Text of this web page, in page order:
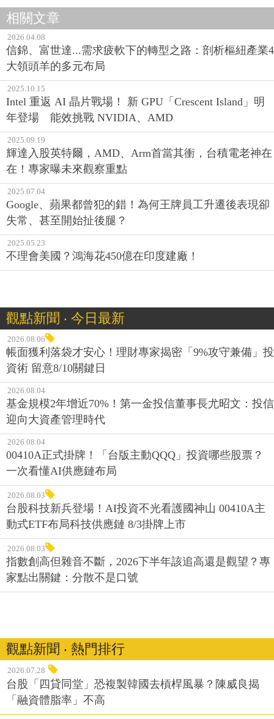
相關文章
2026.04.08
信錦、富世達...需求疲軟下的轉型之路：剖析樞紐產業4
大領頭羊的多元布局
2025.10.15
Intel 重返 AI 晶片戰場！ 新 GPU「Crescent Island」明
年登場 能效挑戰 NVIDIA、AMD
2025.09.19
輝達入股英特爾，AMD、Arm首當其衝，台積電老神在
在！專家曝未來觀察重點
2025.07.04
Google、蘋果都曾犯的錯！為何王牌員工升遷後表現卻
失常、甚至開始扯後腿？
2025.05.23
不理會美國？鴻海花450億在印度建廠！
觀點新聞 ‧ 今日最新
2026.08.06
帳面獲利落袋才安心！理財專家揭密「9%攻守兼備」投
資術 留意8/10關鍵日
2026.08.04
基金規模2年增近70%！第一金投信董事長尤昭文：投信
迎向大資產管理時代
2026.08.04
00410A正式掛牌！「台版主動QQQ」投資哪些股票？
一次看懂AI供應鏈布局
2026.08.03
台股科技新兵登場！AI投資不光看護國神山 00410A主
動式ETF布局科技供應鏈 8/3掛牌上市
2026.08.03
指數創高但雜音不斷，2026下半年該追高還是觀望？專
家點出關鍵：分散不是口號
觀點新聞 ‧ 熱門排行
2026.07.28
台股「四貸同堂」恐複製韓國去槓桿風暴？陳威良揭
「融資體脂率」不高